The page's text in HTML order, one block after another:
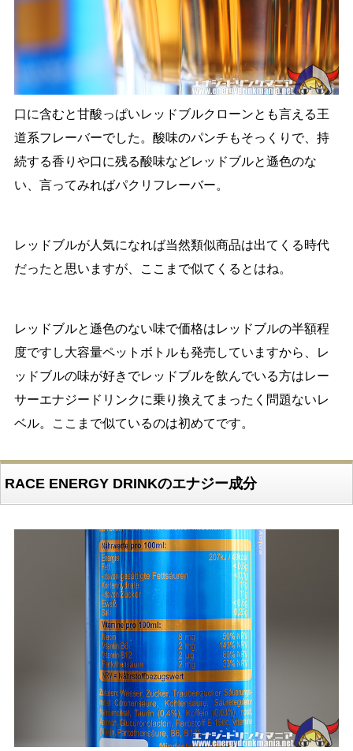
口に含むと甘酸っぱいレッドブルクローンとも言える王
道系フレーバーでした。酸味のパンチもそっくりで、持
続する香りや口に残る酸味などレッドブルと遜色のな
い、言ってみればパクリフレーバー。
レッドブルが人気になれば当然類似商品は出てくる時代
だったと思いますが、ここまで似てくるとはね。
レッドブルと遜色のない味で価格はレッドブルの半額程
度ですし大容量ペットボトルも発売していますから、レ
ッドブルの味が好きでレッドブルを飲んでいる方はレー
サーエナジードリンクに乗り換えてまったく問題ないレ
ベル。ここまで似ているのは初めてです。
RACE ENERGY DRINKのエナジー成分